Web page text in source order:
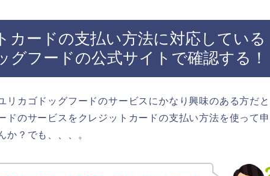
カードの支払い方法に対応している
グフードの公式サイトで確認する！
リカゴドッグフードのサービスにかなり興味のある方だと
ドのサービスをクレジットカードの支払い方法を使って申
か？でも、、、。